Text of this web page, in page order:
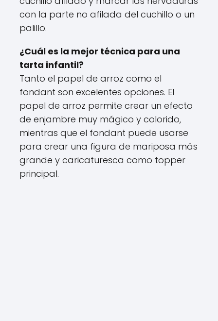
con la parte no afilada del cuchillo o un
palillo.
¿Cuál es la mejor técnica para una
tarta infantil?
Tanto el papel de arroz como el
fondant son excelentes opciones. El
papel de arroz permite crear un efecto
de enjambre muy mágico y colorido,
mientras que el fondant puede usarse
para crear una figura de mariposa más
grande y caricaturesca como topper
principal.